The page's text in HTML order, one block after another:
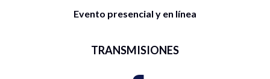
Evento presencial y en línea
TRANSMISIONES